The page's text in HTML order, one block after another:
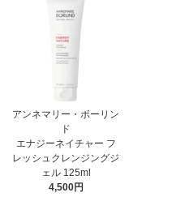
アンネマリー・ボーリン
ド
エナジーネイチャー フ
レッシュクレンジングジ
ェル 125ml
4,500円